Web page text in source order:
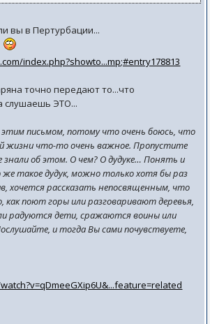
вы в Пертурбации...
index.php?showto...mp;#entry178813
точно передают то...что
слушаешь ЭТО...
письмом, потому что очень боюсь, что
жизни что-то очень важное. Пропустите
знали об этом. О чем? О дудуке… Понять и
такое дудук, можно только хотя бы раз
хочется рассказать непосвященным, что
как поют горы или разговаривают деревья,
радуются дети, сражаются воины или
и тогда Вы сами почувствуете,